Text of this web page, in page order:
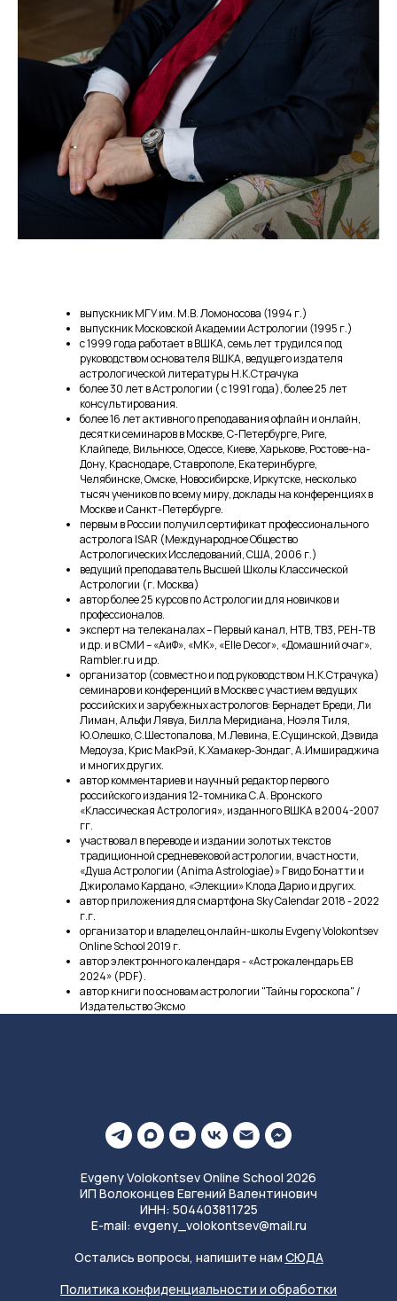
выпускник МГУ им. М.В. Ломоносова (1994 г.)
выпускник Московской Академии Астрологии (1995 г.)
с 1999 года работает в ВШКА, семь лет трудился под
руководством основателя ВШКА, ведущего издателя
астрологической литературы Н.К.Страчука
более 30 лет в Астрологии ( с 1991 года), более 25 лет
консультирования.
более 16 лет активного преподавания офлайн и онлайн,
десятки семинаров в Москве, С-Петербурге, Риге,
Клайпеде, Вильнюсе, Одессе, Киеве, Харькове, Ростове-на-
Дону, Краснодаре, Ставрополе, Екатеринбурге,
Челябинске, Омске, Новосибирске, Иркутске, несколько
тысяч учеников по всему миру, доклады на конференциях в
Москве и Санкт-Петербурге.
первым в России получил сертификат профессионального
астролога ISAR (Международное Общество
Астрологических Исследований, США, 2006 г.)
ведущий преподаватель Высшей Школы Классической
Астрологии (г. Москва)
автор более 25 курсов по Астрологии для новичков и
профессионалов.
эксперт на телеканалах – Первый канал, НТВ, ТВ3, РЕН-ТВ
и др. и в СМИ – «АиФ», «МК», «Elle Decor», «Домашний очаг»,
Rambler.ru и др.
организатор (совместно и под руководством Н.К.Страчука)
семинаров и конференций в Москве с участием ведущих
российских и зарубежных астрологов: Бернадет Бреди, Ли
Лиман, Альфи Лявуа, Билла Меридиана, Ноэля Тиля,
Ю.Олешко, С.Шестопалова, М.Левина, Е.Сущинской, Дэвида
Медоуза, Крис МакРэй, К.Хамакер-Зондаг, А.Имшираджича
и многих других.
автор комментариев и научный редактор первого
российского издания 12-томника С.А. Вронского
«Классическая Астрология», изданного ВШКА в 2004-2007
гг.
участвовал в переводе и издании золотых текстов
традиционной средневековой астрологии, в частности,
«Душа Астрологии (Anima Astrologiae)» Гвидо Бонатти и
Джироламо Кардано, «Элекции» Клода Дарио и других.
автор приложения для смартфона Sky Calendar 2018 - 2022
г.г.
организатор и владелец онлайн-школы Evgeny Volokontsev
Online School 2019 г.
автор электронного календаря - «Астрокалендарь ЕВ
2024» (PDF).
автор книги по основам астрологии "Тайны гороскопа" /
Издательство Эксмо
Evgeny Volokontsev Online School 2026
ИП Волоконцев Евгений Валентинович
ИНН: 504403811725
E-mail: evgeny_volokontsev@mail.ru
Остались вопросы, напишите нам СЮДА
Политика конфиденциальности и обработки